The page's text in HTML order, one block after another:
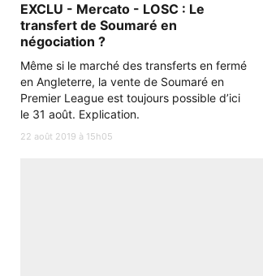
EXCLU - Mercato - LOSC : Le
transfert de Soumaré en
négociation ?
Même si le marché des transferts en fermé
en Angleterre, la vente de Soumaré en
Premier League est toujours possible d’ici
le 31 août. Explication.
22 août 2019 à 15h05